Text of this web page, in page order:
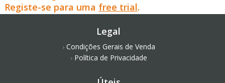
Registe-se para uma free trial.
Legal
Condições Gerais de Venda
Política de Privacidade